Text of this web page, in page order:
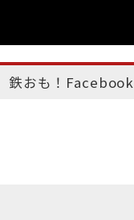
鉄おも！Facebook